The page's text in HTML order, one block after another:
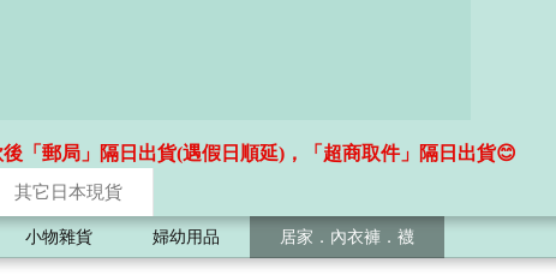
其它日本現貨
「郵局」隔日出貨(遇假日順延)，「超商取件」隔日出貨😊
小物雜貨 婦幼用品 居家．內衣褲．襪